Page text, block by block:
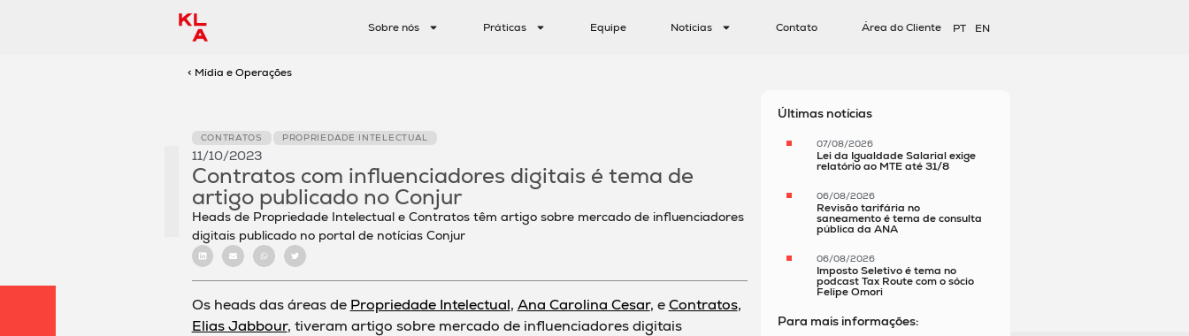
Sobre nós Práticas Equipe Notícias Contato Área do Cliente PT EN
< Mídia e Operações
CONTRATOS PROPRIEDADE INTELECTUAL
11/10/2023
Contratos com influenciadores digitais é tema de
artigo publicado no Conjur
Heads de Propriedade Intelectual e Contratos têm artigo sobre mercado de influenciadores
digitais publicado no portal de notícias Conjur
Os heads das áreas de Propriedade Intelectual, Ana Carolina Cesar, eContratos,
Elias Jabbour, tiveram artigo sobre mercado de influenciadores digitais
Últimas notícias
07/08/2026
Lei da Igualdade Salarial exige
relatório ao MTE até 31/8
06/08/2026
Revisão tarifária no
saneamento é tema de consulta
pública da ANA
06/08/2026
Imposto Seletivo é tema no
podcast Tax Route com o sócio
Felipe Omori
Para mais informações: